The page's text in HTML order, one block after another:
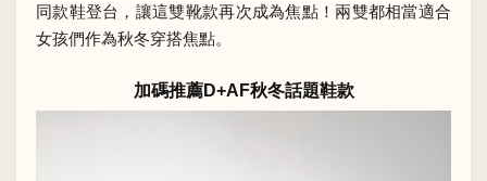
同款鞋登台，讓這雙靴款再次成為焦點！兩雙都相當適合
女孩們作為秋冬穿搭焦點。
加碼推薦D+AF秋冬話題鞋款